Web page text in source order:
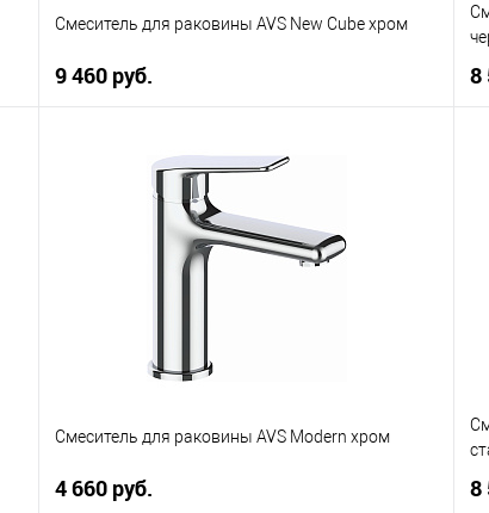
Смеситель для раковины AVS New Cube хром
9 460 руб.
Купить в 1 клик
В наличии
8
Смеситель для раковины AVS Modern хром
4 660 руб. 8